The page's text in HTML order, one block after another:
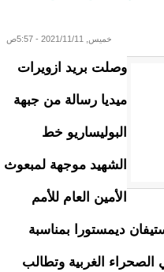
خميس, 2021/11/11 - 5:57ص
وصلت بريد ازويرات
ميديا رسالة من جبهة
البوليساريو خط
الشهيد موجهة لمبعوث
الأمين العام للأمم
ديمستورا بمناسبة
الغربية وتطالب